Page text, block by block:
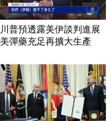
川普預透露美伊談判進展
美彈藥充足再擴大生產